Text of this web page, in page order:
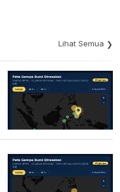
Lihat Semua